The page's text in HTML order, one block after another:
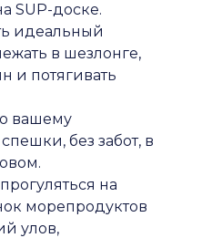
SUP-доске.
идеальный
в шезлонге,
и потягивать
вашему
без забот, в
на
морепродуктов
улов,